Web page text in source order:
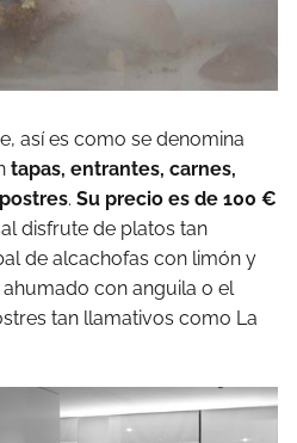
así es como se denomina
tapas, entrantes, carnes,
. Su precio es de 100 €
disfrute de platos tan
de alcachofas con limón y
con anguila o el
tan llamativos como La